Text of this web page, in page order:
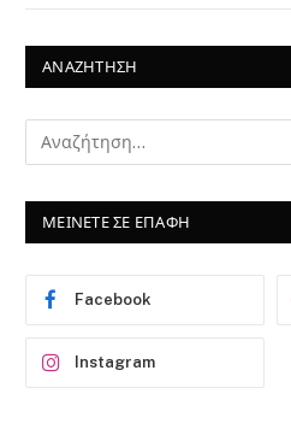
ΑΝΑΖΗΤΗΣΗ
ΜΕΙΝΕΤΕ ΣΕ ΕΠΑΦΗ
Facebook
Instagram